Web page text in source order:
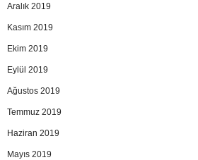
Aralık 2019
Kasım 2019
Ekim 2019
Eylül 2019
Ağustos 2019
Temmuz 2019
Haziran 2019
Mayıs 2019